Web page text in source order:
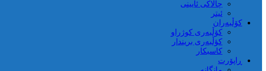
چالاکی ئایینی
ئیتر
کۆڵبەران
کۆڵبەری کوژراو
کؤڵبەری بریندار
کاسبکار
ڕاپۆرت